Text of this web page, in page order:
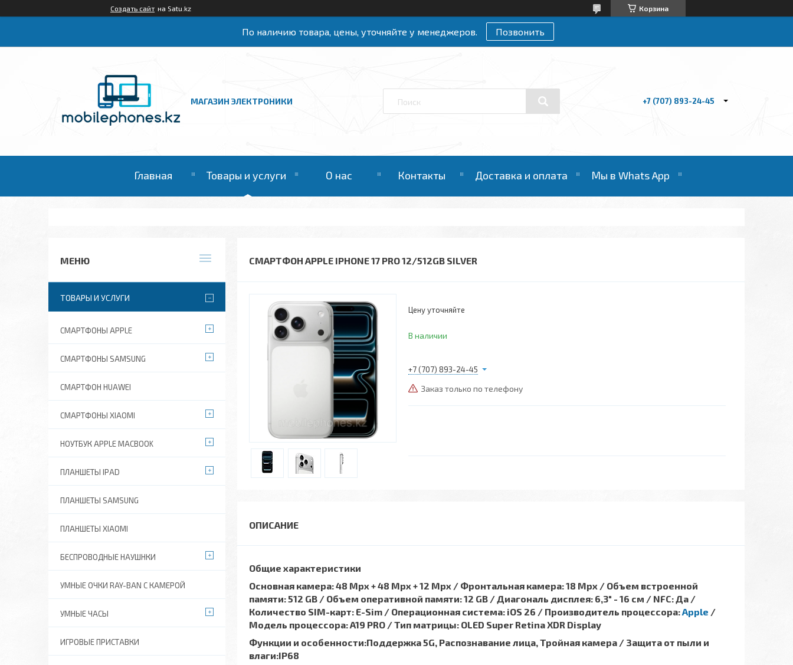
Создать сайт на Satu.kz Корзина
По наличию товара, цены, уточняйте у менеджеров. Позвонить
МАГАЗИН ЭЛЕКТРОНИКИ +7 (707) 893-24-45
Главная Товары и услуги О нас Контакты Доставка и оплата Мы в Whats App
СМАРТФОН APPLE IPHONE 17 PRO 12/512GB SILVER
Цену уточняйте
В наличии
+7 (707) 893-24-45
Заказ только по телефону
Общие характеристики
Основная камера: 48 Mpx + 48 Mpx + 12 Mpx / Фронтальная камера: 18 Mpx / Объем встроенной
памяти: 512 GB / Объем оперативной памяти: 12 GB / Диагональ дисплея: 6,3″ - 16 см / NFC: Да /
Количество SIM-карт: E-Sim / Операционная система: iOS 26 / Производитель процессора:Apple /
Модель процессора: A19 PRO /Тип матрицы: OLED Super Retina XDR Display
Функции и особенности:Поддержка 5G, Распознавание лица, Тройная камера / Защита от пыли и
влаги:IP68
ТОВАРЫ И УСЛУГИ
СМАРТФОНЫ APPLE
СМАРТФОНЫ SAMSUNG
СМАРТФОН HUAWEI
СМАРТФОНЫ XIAOMI
НОУТБУК APPLE MACBOOK
ПЛАНШЕТЫ IPAD
ПЛАНШЕТЫ SAMSUNG
ПЛАНШЕТЫ XIAOMI
БЕСПРОВОДНЫЕ НАУШНКИ
УМНЫЕ ОЧКИ RAY-BAN C КАМЕРОЙ
УМНЫЕ ЧАСЫ
ИГРОВЫЕ ПРИСТАВКИ